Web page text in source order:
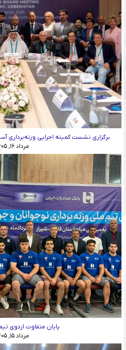
برگزاری نشست کمیته اجرایی وزنه‌برداری
مرداد ۱۶, ۱۴۰۵
پایان متفاوت اردوی
مرداد ۱۵, ۱۴۰۵